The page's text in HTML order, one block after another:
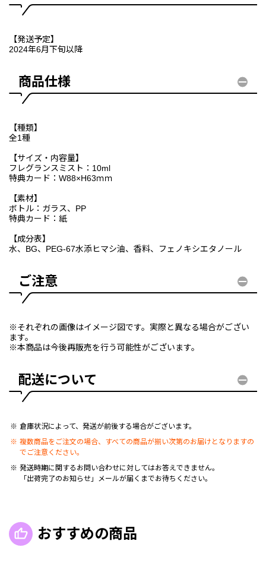
【発送予定】
2024年6月下旬以降
商品仕様
【種類】
全1種
【サイズ・内容量】
フレグランスミスト：10ml
特典カード：W88×H63ｍｍ
【素材】
ボトル：ガラス、PP
特典カード：紙
【成分表】
水、BG、PEG-67水添ヒマシ油、香料、フェノキシエタノール
ご注意
※それぞれの画像はイメージ図です。実際と異なる場合がござい
ます。
※本商品は今後再販売を行う可能性がございます。
配送について
倉庫状況によって、発送が前後する場合がございます。
複数商品をご注文の場合、すべての商品が揃い次第のお届けとなりますの
でご注意ください。
発送時期に関するお問い合わせに対してはお答えできません。
「出荷完了のお知らせ」メールが届くまでお待ちください。
おすすめの商品